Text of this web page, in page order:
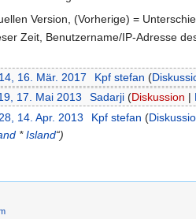
Version, (Vorherige) =
Zeit, Benutzername/IP-Adresse
16. Mär. 2017 Kpf stefan (
17. Mai 2013 Sadarji (Diskussion |
14. Apr. 2013 Kpf stefan (
*Island“)